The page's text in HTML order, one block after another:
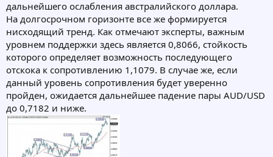
дальнейшего ослабления австралийского доллара.
На долгосрочном горизонте все же формируется
нисходящий тренд. Как отмечают эксперты, важным
уровнем поддержки здесь является 0,8066, стойкость
которого определяет возможность последующего
отскока к сопротивлению 1,1079. В случае же, если
данный уровень сопротивления будет уверенно
пройден, ожидается дальнейшее падение пары AUD/USD
до 0,7182 и ниже.